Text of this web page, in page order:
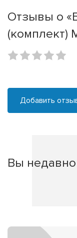
Отзывы о
(комплект)
Добавить
Вы